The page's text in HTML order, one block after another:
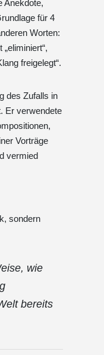
Anekdote,
für 4
Worten:
freigelegt“.
des Zufalls in
Er verwendete
Vorträge
vermied
sondern
wie
bereits